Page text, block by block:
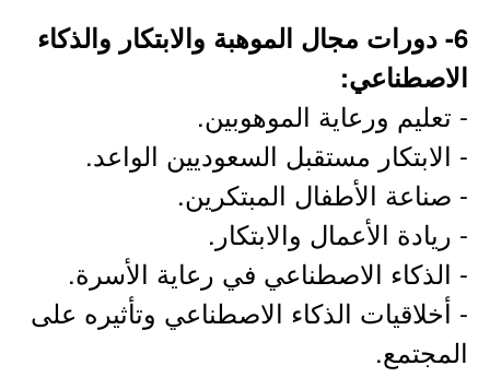
6- دورات مجال الموهبة والابتكار والذكاء
الاصطناعي:
- تعليم ورعاية الموهوبين.
- الابتكار مستقبل السعوديين الواعد.
- صناعة الأطفال المبتكرين.
- ريادة الأعمال والابتكار.
- الذكاء الاصطناعي في رعاية الأسرة.
- أخلاقيات الذكاء الاصطناعي وتأثيره على
المجتمع.